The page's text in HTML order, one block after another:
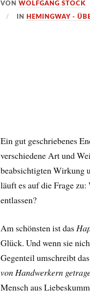
VONWOLFGANG STOCK
IN HEMINGWAY -
Ein gut geschriebenes
verschiedene Art und
beabsichtigten Wirkung
läuft es auf die Frage
entlassen?
Am schönsten ist das
Glück. Und wenn sie
Gegenteil umschreibt
von Handwerkern
Mensch aus